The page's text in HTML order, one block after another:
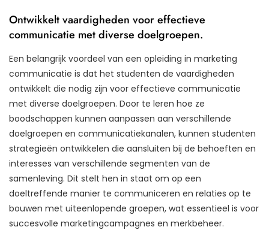
Ontwikkelt vaardigheden voor effectieve
communicatie met diverse doelgroepen.
Een belangrijk voordeel van een opleiding in marketing
communicatie is dat het studenten de vaardigheden
ontwikkelt die nodig zijn voor effectieve communicatie
met diverse doelgroepen. Door te leren hoe ze
boodschappen kunnen aanpassen aan verschillende
doelgroepen en communicatiekanalen, kunnen studenten
strategieën ontwikkelen die aansluiten bij de behoeften en
interesses van verschillende segmenten van de
samenleving. Dit stelt hen in staat om op een
doeltreffende manier te communiceren en relaties op te
bouwen met uiteenlopende groepen, wat essentieel is voor
succesvolle marketingcampagnes en merkbeheer.